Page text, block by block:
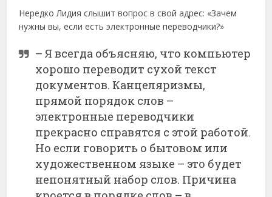
Нередко Лидия слышит вопрос в свой адрес: «Зачем
нужны вы, если есть электронные переводчики?»
– Я всегда объясняю, что компьютер
хорошо переводит сухой текст
документов. Канцеляризмы,
прямой порядок слов –
электронные переводчики
прекрасно справятся с этой работой.
Но если говорить о бытовом или
художественном языке – это будет
непонятный набор слов. Причина